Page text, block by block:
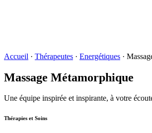
Accueil · Thérapeutes · Energétiques ·
Massage Métamorphique
Une équipe inspirée et inspirante, à votre
Thérapies et Soins